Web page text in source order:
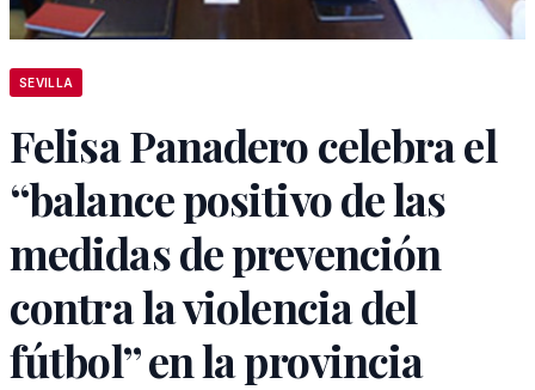
SEVILLA
Felisa Panadero celebra el
“balance positivo de las
medidas de prevención
contra la violencia del
fútbol” en la provincia